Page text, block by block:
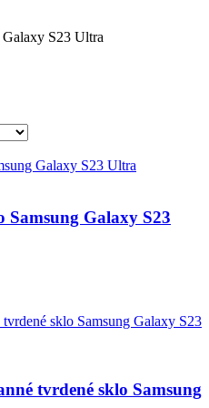
Galaxy S23 Ultra
Samsung Galaxy S23
tvrdené sklo Samsung